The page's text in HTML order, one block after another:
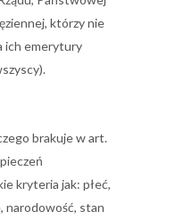
którzy nie
ich emerytury
brakuje w art.
kryteria jak: płeć,
narodowość, stan